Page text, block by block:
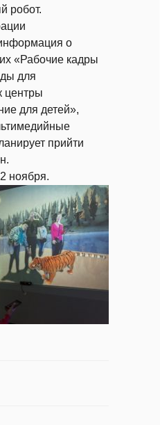
робот.
о
«Рабочие кадры
для
центры
для детей»,
прийти
ноября.